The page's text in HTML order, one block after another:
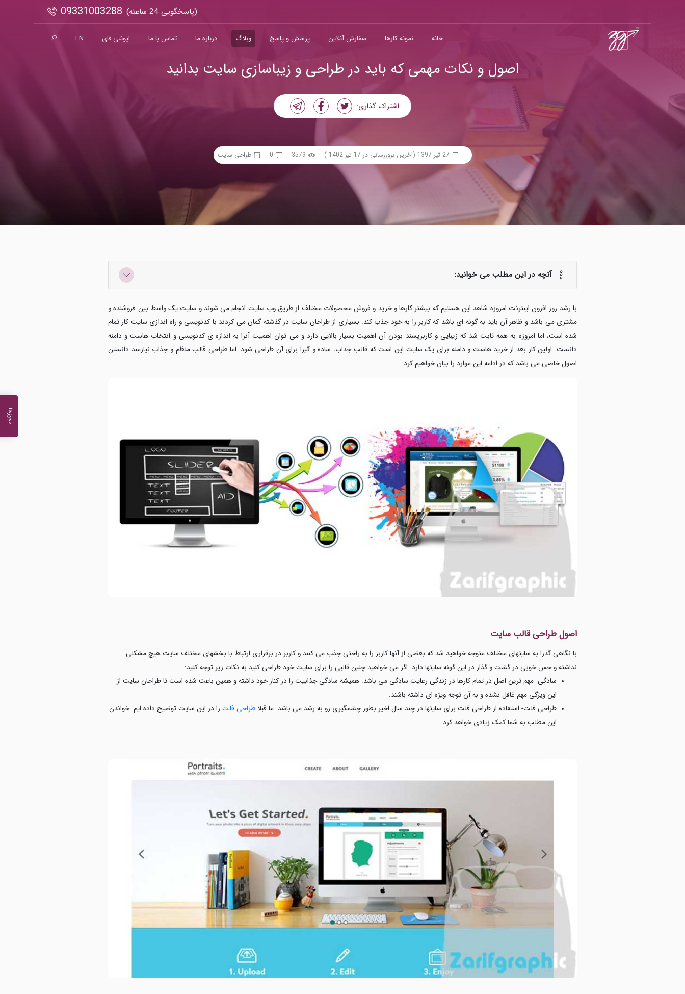
مجوزها
(پاسخگویی 24 ساعته) 09331003288
خانه نمونه کارها سفارش آنلاین پرسش و پاسخ وبلاگ درباره ما تماس با ما ایونتی فای EN
اصول و نکات مهمی که باید در طراحی و زیباسازی سایت بدانید
اشتراک گذاری:
27 تیر 1397 (آخرین بروزرسانی در 17 تیر 1402 ) 3579
0 طراحی سایت
آنچه در این مطلب می خوانید:
با رشد روز افزون اینترنت امروزه شاهد این هستیم که بیشتر کارها و خرید و فروش محصولات مختلف از طریق وب سایت انجام می شوند و سایت یک واسط بین فروشنده و
مشتری می باشد و ظاهر آن باید به گونه ای باشد که کاربر را به خود جذب کند. بسیاری از طراحان سایت در گذشته گمان می کردند با کدنویسی و راه اندازی سایت کار تمام
شده است، اما امروزه به همه ثابت شد که زیبایی و کاربرپسند بودن آن اهمیت بسیار بالایی دارد و می توان اهمیت آنرا به اندازه ی کدنویسی و انتخاب هاست و دامنه
دانست. اولین کار بعد از خرید هاست و دامنه برای یک سایت این است که قالب جذاب، ساده و گیرا برای آن طراحی شود. اما طراحی قالب منظم و جذاب نیازمند دانستن
اصول خاصی می باشد که در ادامه این موارد را بیان خواهیم کرد.
اصول طراحی قالب سایت
با نگاهی گذرا به سایتهای مختلف متوجه خواهید شد که بعضی از آنها کاربر را به راحتی جذب می کنند و کاربر در برقراری ارتباط با بخشهای مختلف سایت هیچ مشکلی
نداشته و حس خوبی در گشت و گذار در این گونه سایتها دارد. اگر می خواهید چنین قالبی را برای سایت خود طراحی کنید به نکات زیر توجه کنید:
سادگی- مهم ترین اصل در تمام کارها در زندگی رعایت سادگی می باشد. همیشه سادگی جذابیت را در کنار خود داشته و همین باعث شده است تا طراحان سایت از
این ویژگی مهم غافل نشده و به آن توجه ویژه ای داشته باشند.
طراحی فلت- استفاده از طراحی فلت برای سایتها در چند سال اخیر بطور چشمگیری رو به رشد می باشد. ما قبلا طراحی فلت را در این سایت توضیح داده ایم. خواندن
این مطلب به شما کمک زیادی خواهد کرد.